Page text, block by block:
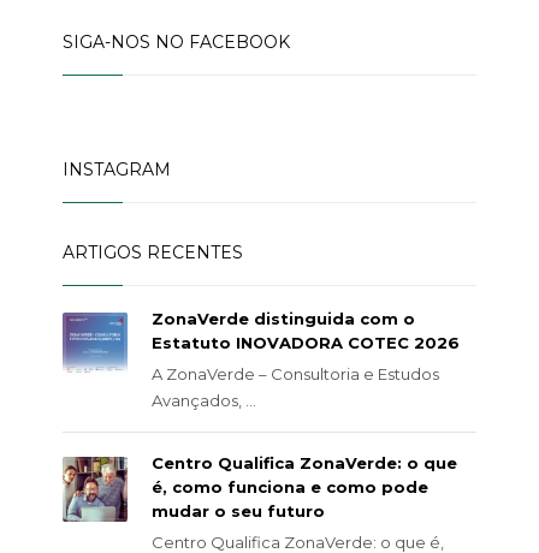
SIGA-NOS NO FACEBOOK
INSTAGRAM
ARTIGOS RECENTES
ZonaVerde distinguida com o
Estatuto INOVADORA COTEC 2026
A ZonaVerde – Consultoria e Estudos
Avançados, ...
Centro Qualifica ZonaVerde: o que
é, como funciona e como pode
mudar o seu futuro
Centro Qualifica ZonaVerde: o que é,